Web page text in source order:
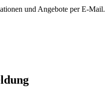
und Angebote per E-Mail.